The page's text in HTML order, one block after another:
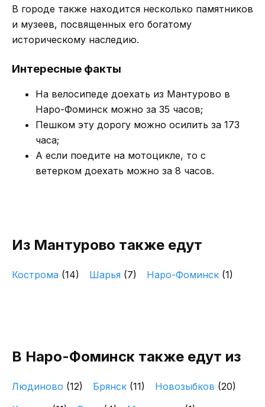
В городе также находится несколько памятников
и музеев, посвященных его богатому
историческому наследию.
Интересные факты
На велосипеде доехать из Мантурово в
Наро-Фоминск можно за 35 часов;
Пешком эту дорогу можно осилить за 173
часа;
А если поедите на мотоцикле, то с
ветерком доехать можно за 8 часов.
Из Мантурово также едут
Кострома (14) Шарья (7) Наро-Фоминск (1)
В Наро-Фоминск также едут из
Людиново (12) Брянск (11) Новозыбков (20)